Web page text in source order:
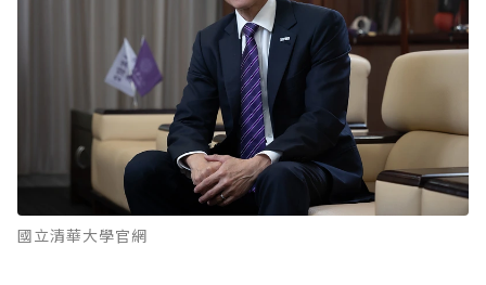
國立清華大學官網